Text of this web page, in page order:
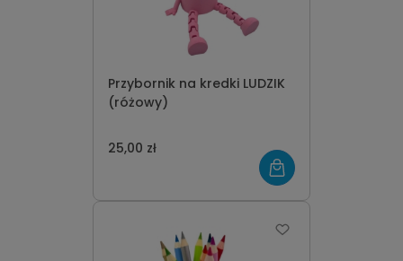
Przybornik na kredki LUDZIK
(różowy)
25,00 zł